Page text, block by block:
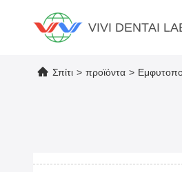
VIVI DENTAI
Σπίτι > προϊόντα >